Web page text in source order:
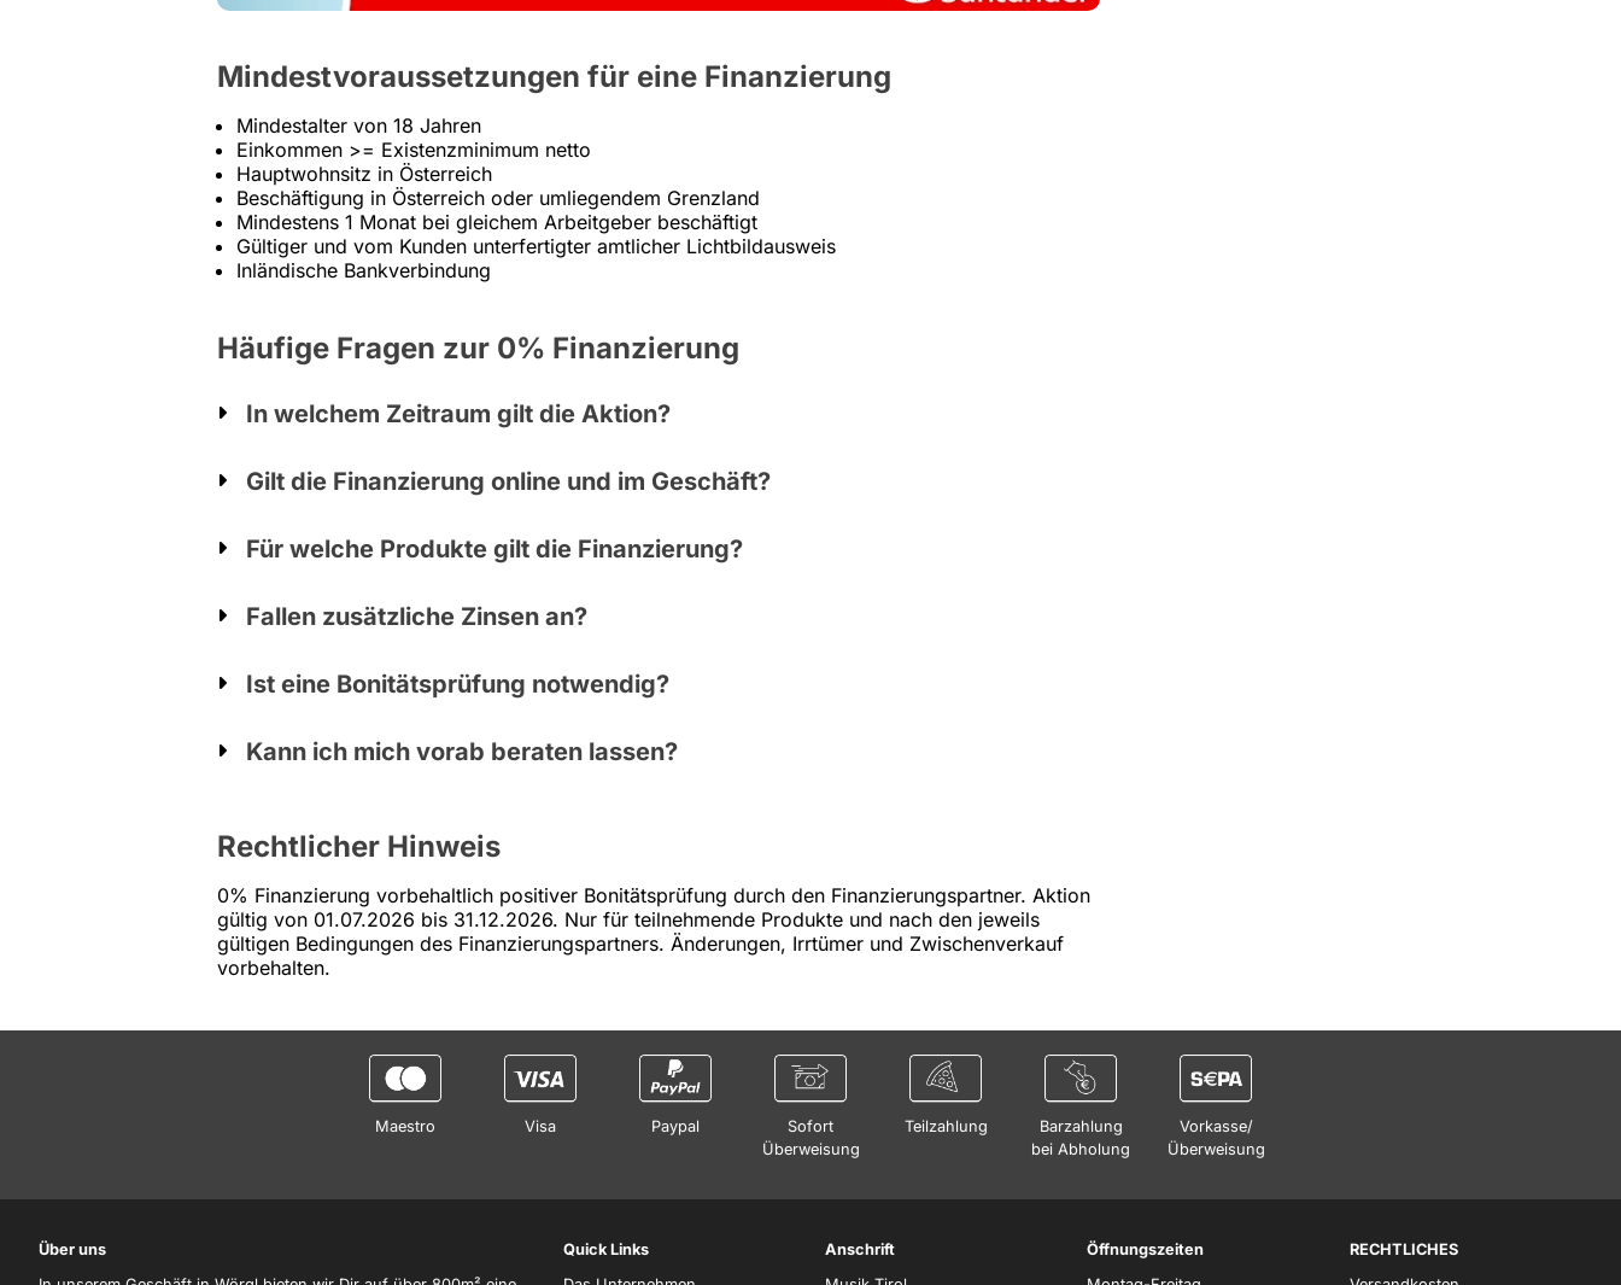
Mindestvoraussetzungen für eine Finanzierung
Mindestalter von 18 Jahren
Einkommen >= Existenzminimum netto
Hauptwohnsitz in Österreich
Beschäftigung in Österreich oder umliegendem Grenzland
Mindestens 1 Monat bei gleichem Arbeitgeber beschäftigt
Gültiger und vom Kunden unterfertigter amtlicher Lichtbildausweis
Inländische Bankverbindung
Häufige Fragen zur 0% Finanzierung
In welchem Zeitraum gilt die Aktion?
Gilt die Finanzierung online und im Geschäft?
Für welche Produkte gilt die Finanzierung?
Fallen zusätzliche Zinsen an?
Ist eine Bonitätsprüfung notwendig?
Kann ich mich vorab beraten lassen?
Rechtlicher Hinweis
0% Finanzierung vorbehaltlich positiver Bonitätsprüfung durch den Finanzierungspartner. Aktion
gültig von 01.07.2026 bis 31.12.2026. Nur für teilnehmende Produkte und nach den jeweils
gültigen Bedingungen des Finanzierungspartners. Änderungen, Irrtümer und Zwischenverkauf
vorbehalten.
Maestro Visa Paypal
Sofort
Überweisung
Teilzahlung
Barzahlung
bei Abholung
Vorkasse/
Überweisung
Über uns
Quick Links
Anschrift
Öffnungszeiten
RECHTLICHES